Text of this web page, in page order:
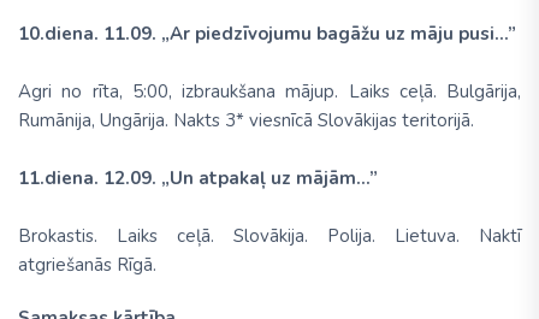
10.diena. 11.09. „Ar piedzīvojumu bagāžu uz māju pusi...”
Agri no rīta, 5:00, izbraukšana mājup. Laiks ceļā. Bulgārija,
Rumānija, Ungārija. Nakts 3* viesnīcā Slovākijas teritorijā.
11.diena. 12.09. „Un atpakaļ uz mājām...”
Brokastis. Laiks ceļā. Slovākija. Polija. Lietuva. Naktī
atgriešanās Rīgā.